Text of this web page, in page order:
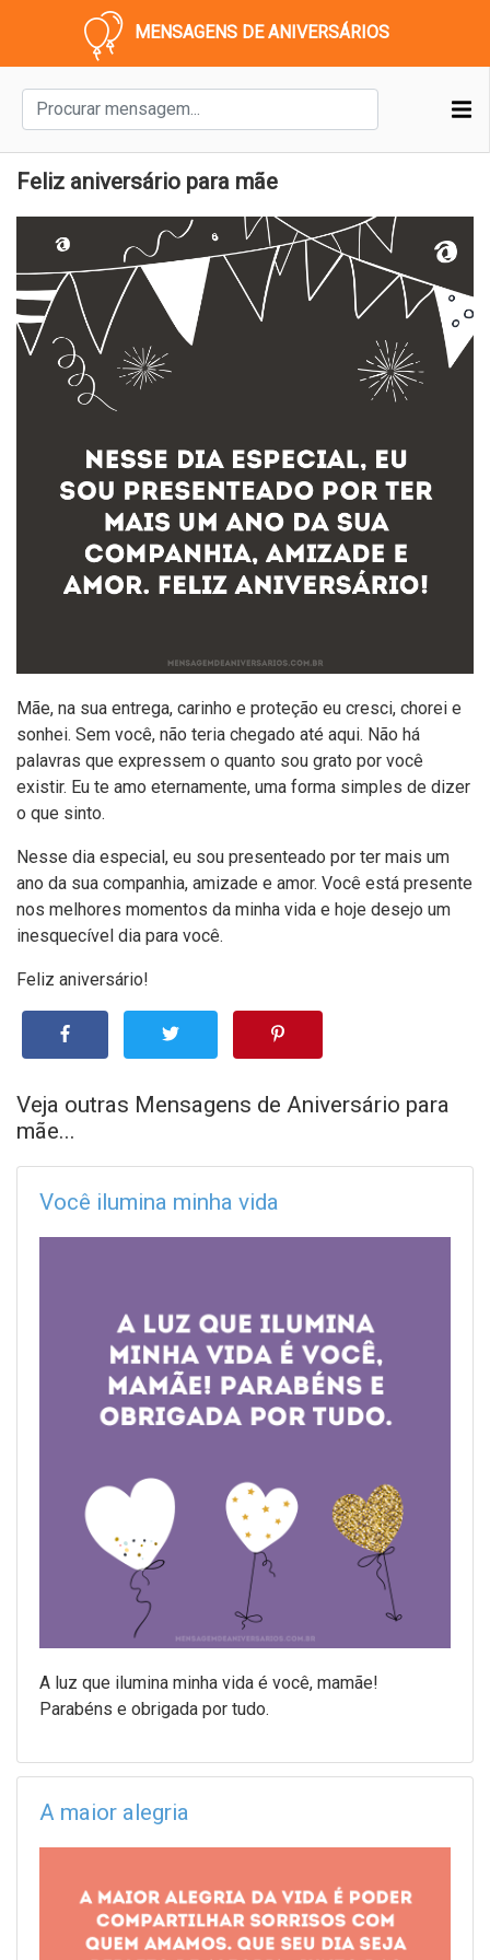
MENSAGENS DE ANIVERSÁRIOS
Feliz aniversário para mãe
Mãe, na sua entrega, carinho e proteção eu cresci, chorei e
sonhei. Sem você, não teria chegado até aqui. Não há
palavras que expressem o quanto sou grato por você
existir. Eu te amo eternamente, uma forma simples de dizer
o que sinto.
Nesse dia especial, eu sou presenteado por ter mais um
ano da sua companhia, amizade e amor. Você está presente
nos melhores momentos da minha vida e hoje desejo um
inesquecível dia para você.
Feliz aniversário!
Veja outras Mensagens de Aniversário para
mãe...
Você ilumina minha vida
A luz que ilumina minha vida é você, mamãe!
Parabéns e obrigada por tudo.
A maior alegria